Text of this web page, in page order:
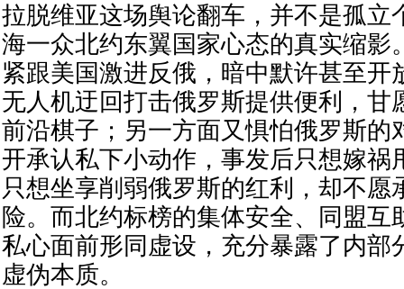
拉脱维亚这场舆论翻车，并不是孤立
海一众北约东翼国家心态的真实缩影
紧跟美国激进反俄，暗中默许甚至开
无人机迂回打击俄罗斯提供便利，甘
前沿棋子；另一方面又惧怕俄罗斯的
开承认私下小动作，事发后只想嫁祸
只想坐享削弱俄罗斯的红利，却不愿
险。而北约标榜的集体安全、同盟互
私心面前形同虚设，充分暴露了内部
虚伪本质。